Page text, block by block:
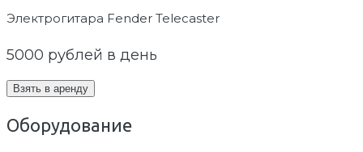
Электрогитара Fender Telecaster
5000 рублей в день
Взять в аренду
Оборудование